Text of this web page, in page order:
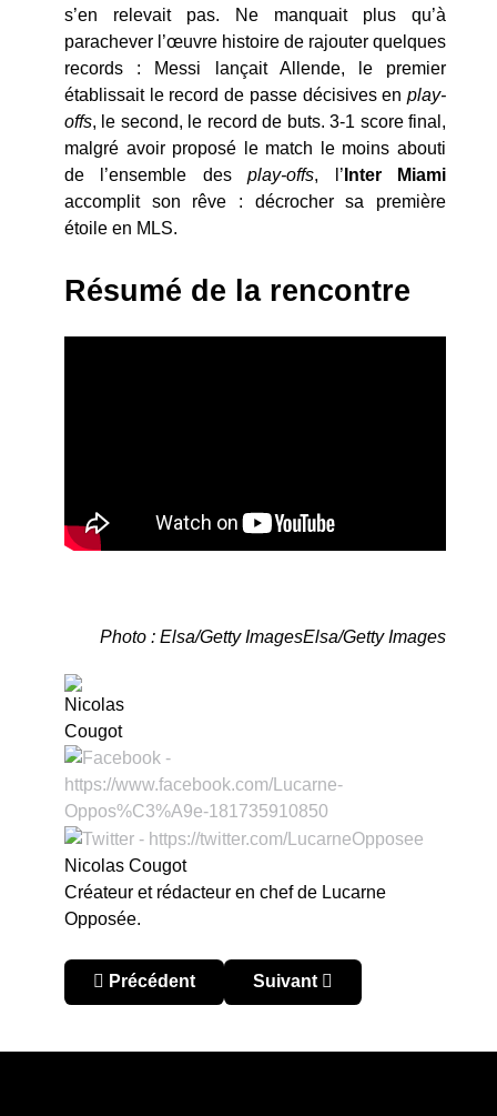
s’en relevait pas. Ne manquait plus qu’à
parachever l’œuvre histoire de rajouter quelques
records : Messi lançait Allende, le premier
établissait le record de passe décisives en play-
offs, le second, le record de buts. 3-1 score final,
malgré avoir proposé le match le moins abouti
de l’ensemble desplay-offs, l’ Inter Miami
accomplit son rêve : décrocher sa première
étoile en MLS.
Résumé de la rencontre
Photo : Elsa/Getty ImagesElsa/Getty Images
Nicolas Cougot
Créateur et rédacteur en chef de Lucarne
Opposée.
Article précédent : MLS 2026 : guide de la
Précédent Article suivant : MLS 2025 :
Suivant